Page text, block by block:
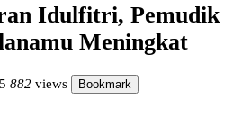
Idulfitri, Pemudik
Meningkat
882 views Bookmark